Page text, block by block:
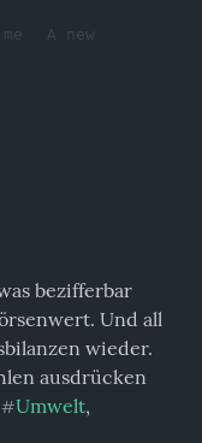
A new
bezifferbar
Und all
wieder.
ausdrücken
#Umwelt